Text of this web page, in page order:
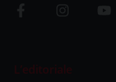
L’editoriale